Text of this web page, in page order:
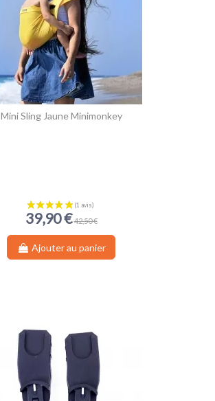
Mini Sling Jaune Minimonkey
39,90 € 42,50 €
Ajouter au panier